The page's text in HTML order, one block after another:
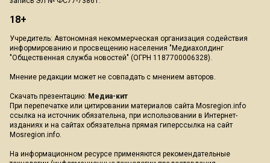
18+
Учредитель: Автономная некоммерческая организация содействия
информированию и просвещению населения "Медиахолдинг
"Общественная служба новостей" (ОГРН 1187700006328).
Мнение редакции может не совпадать с мнением авторов.
Скачать презентацию: Медиа-кит
При перепечатке или цитировании материалов сайта Mosregion.info
ссылка на источник обязательна, при использовании в Интернет-
изданиях и на сайтах обязательна прямая гиперссылка на сайт
Mosregion.info.
На информационном ресурсе применяются рекомендательные